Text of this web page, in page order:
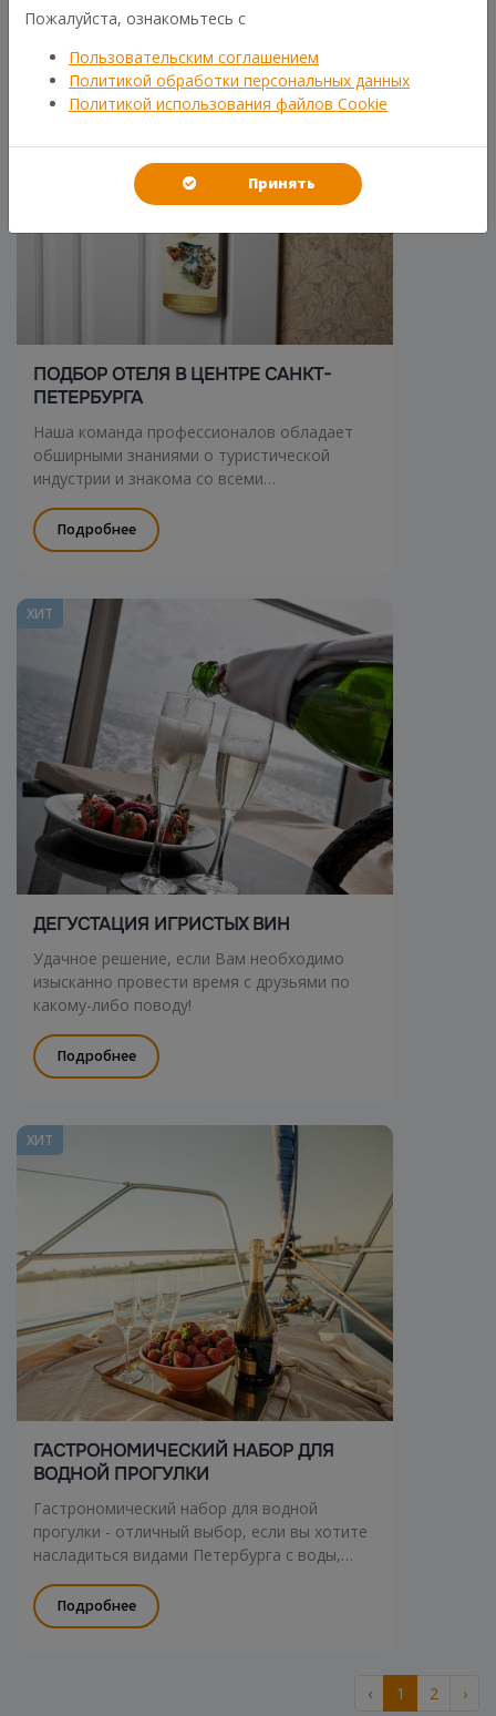
ПОДБОР ОТЕЛЯ В ЦЕНТРЕ САНКТ-
ПЕТЕРБУРГА
Наша команда профессионалов обладает
обширными знаниями о туристической
индустрии и знакома со всеми
Подробнее
ХИТ
ДЕГУСТАЦИЯ ИГРИСТЫХ ВИН
Удачное решение, если Вам необходимо
изысканно провести время с друзьями по
какому-либо поводу!
Подробнее
ХИТ
ГАСТРОНОМИЧЕСКИЙ НАБОР ДЛЯ
ВОДНОЙ ПРОГУЛКИ
Гастрономический набор для водной
прогулки - отличный выбор, если вы хотите
насладиться видами Петербурга с воды,
для любых мероприятий!
Подробнее
‹ 1 2 ›
Пожалуйста, ознакомьтесь с
Пользовательским соглашением
Политикой обработки персональных данных
Политикой использования файлов Cookie
Принять